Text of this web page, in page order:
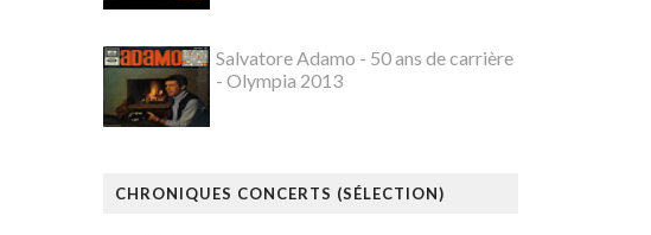
Salvatore Adamo - 50 ans de carrière
- Olympia 2013
CHRONIQUES CONCERTS (SÉLECTION)